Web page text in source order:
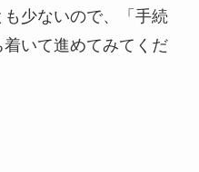
少ないので、「手続
いて進めてみてくだ